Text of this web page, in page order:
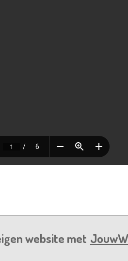
website met